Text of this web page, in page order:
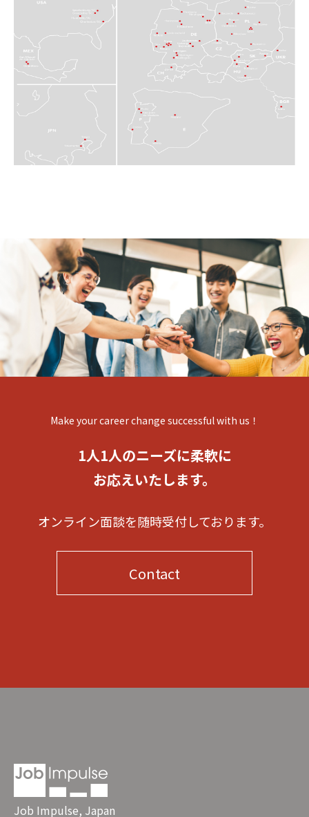
Make your career change successful with us！
1人1人のニーズに柔軟に
お応えいたします。
オンライン面談を随時受付しております。
Contact
Job Impulse, Japan